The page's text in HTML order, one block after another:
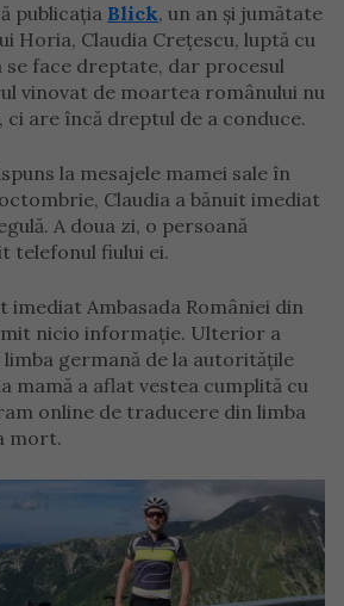
publicația Blick, un an și jumătate
Horia, Claudia Crețescu, luptă cu
face dreptate, dar procesul
vinovat de moartea românului nu
ci are încă dreptul de a conduce.
la mesajele mamei sale în
Claudia a bănuit imediat
A doua zi, o persoană
telefonul fiului ei.
imediat Ambasada României din
nicio informație. Ulterior a
germană de la autoritățile
mamă a aflat vestea cumplită cu
online de traducere din limba
mort.